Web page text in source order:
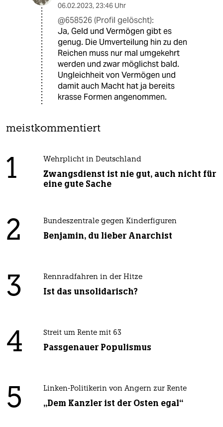
06.02.2023, 23:46 Uhr
@658526 (Profil gelöscht):
Ja, Geld und Vermögen gibt es
genug. Die Umverteilung hin zu den
Reichen muss nur mal umgekehrt
werden und zwar möglichst bald.
Ungleichheit von Vermögen und
damit auch Macht hat ja bereits
krasse Formen angenommen.
meistkommentiert
1 Wehrplicht in Deutschland
Zwangsdienst ist nie gut, auch nicht für
eine gute Sache
2 Bundeszentrale gegen Kinderfiguren
Benjamin, du lieber Anarchist
3 Rennradfahren in der Hitze
Ist das unsolidarisch?
4 Streit um Rente mit 63
Passgenauer Populismus
5 Linken-Politikerin von Angern zur Rente
„Dem Kanzler ist der Osten egal“